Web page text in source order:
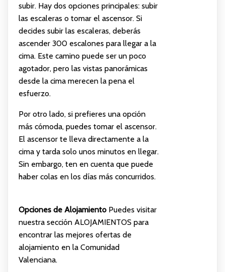
subir. Hay dos opciones principales: subir
las escaleras o tomar el ascensor. Si
decides subir las escaleras, deberás
ascender 300 escalones para llegar a la
cima. Este camino puede ser un poco
agotador, pero las vistas panorámicas
desde la cima merecen la pena el
esfuerzo.
Por otro lado, si prefieres una opción
más cómoda, puedes tomar el ascensor.
El ascensor te lleva directamente a la
cima y tarda solo unos minutos en llegar.
Sin embargo, ten en cuenta que puede
haber colas en los días más concurridos.
Opciones de AlojamientoPuedes visitar
nuestra sección ALOJAMIENTOS para
encontrar las mejores ofertas de
alojamiento en la Comunidad
Valenciana.